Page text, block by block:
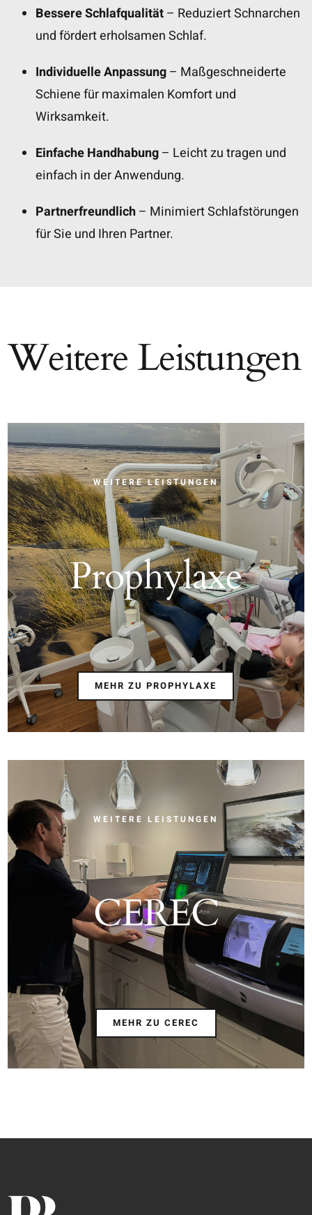
Bessere Schlafqualität– Reduziert Schnarchen
und fördert erholsamen Schlaf.
Individuelle Anpassung– Maßgeschneiderte
Schiene für maximalen Komfort und
Wirksamkeit.
Einfache Handhabung– Leicht zu tragen und
einfach in der Anwendung.
Partnerfreundlich– Minimiert Schlafstörungen
für Sie und Ihren Partner.
Weitere Leistungen
WEITERE LEISTUNGEN
Prophylaxe
MEHR ZU PROPHYLAXE
WEITERE LEISTUNGEN
CEREC
MEHR ZU CEREC